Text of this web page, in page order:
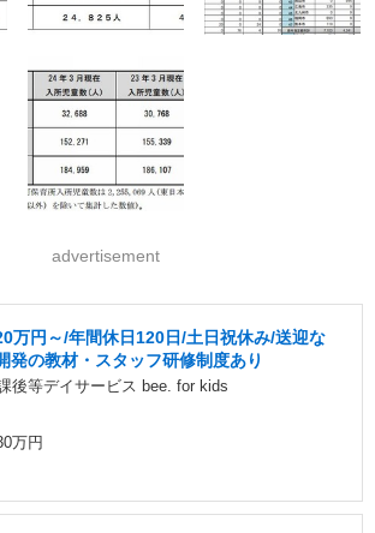
advertisement
万円～/年間休日120日/土日祝休み/送迎な
発の教材・スタッフ研修制度あり
後等デイサービス bee. for kids
万円